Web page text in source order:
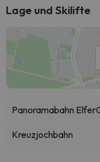
Lage und Skilifte
Panoramabahn Elfer
Kreuzjochbahn